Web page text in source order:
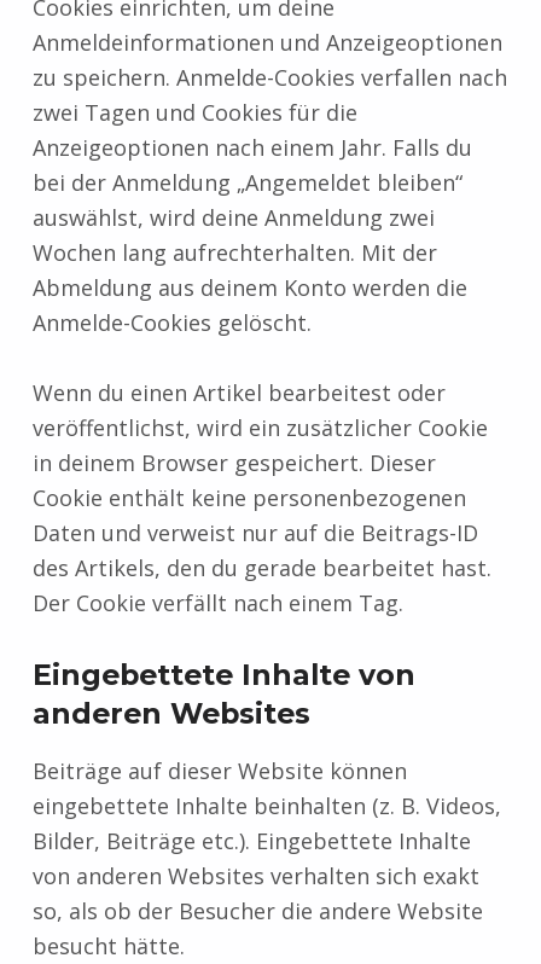
Cookies einrichten, um deine
Anmeldeinformationen und Anzeigeoptionen
zu speichern. Anmelde-Cookies verfallen nach
zwei Tagen und Cookies für die
Anzeigeoptionen nach einem Jahr. Falls du
bei der Anmeldung „Angemeldet bleiben“
auswählst, wird deine Anmeldung zwei
Wochen lang aufrechterhalten. Mit der
Abmeldung aus deinem Konto werden die
Anmelde-Cookies gelöscht.
Wenn du einen Artikel bearbeitest oder
veröffentlichst, wird ein zusätzlicher Cookie
in deinem Browser gespeichert. Dieser
Cookie enthält keine personenbezogenen
Daten und verweist nur auf die Beitrags-ID
des Artikels, den du gerade bearbeitet hast.
Der Cookie verfällt nach einem Tag.
Eingebettete Inhalte von
anderen Websites
Beiträge auf dieser Website können
eingebettete Inhalte beinhalten (z. B. Videos,
Bilder, Beiträge etc.). Eingebettete Inhalte
von anderen Websites verhalten sich exakt
so, als ob der Besucher die andere Website
besucht hätte.